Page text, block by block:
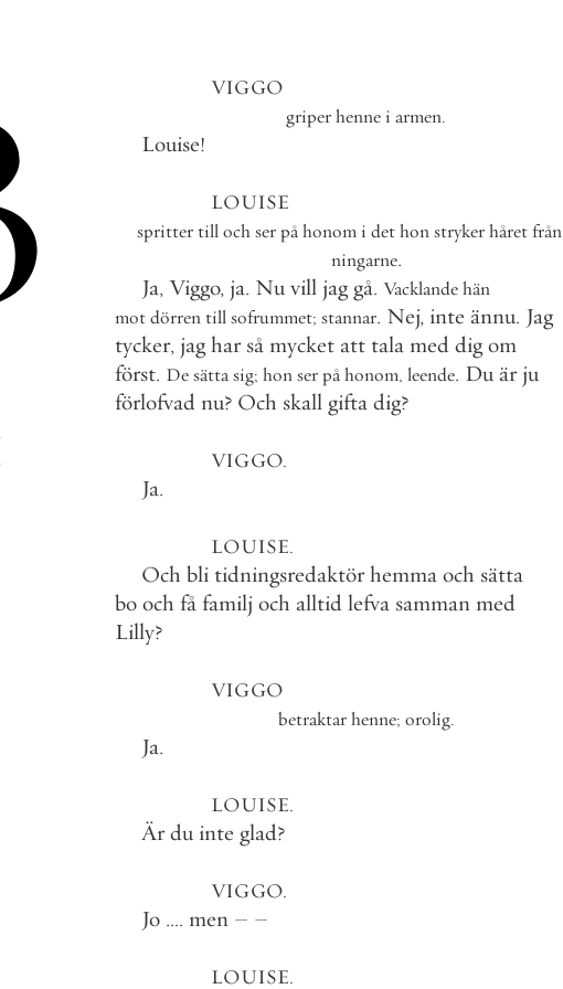
VIGGO
griperhennei armen.
Louise!
LOUISE
spritter till och ser på honom i det hon stryker håret från
ningarne.
Ja, Viggo, ja. Nu vill jag gå. Vacklandehän
motdörren tillsofrummet; stannar. Nej, inte ännu. Jag
tycker, jag har så mycket att tala med dig om
först. Desättasig; honserpåhonom, leende. Du är ju
förlofvad nu? Och skall gifta dig?
VIGGO.
Ja.
LOUISE.
Och bli tidningsredaktör hemma och sätta
bo och få familj och alltid lefva samman med
Lilly?
VIGGO
betraktar henne; orolig.
Ja.
LOUISE.
Är du inte glad?
VIGGO.
Jo .... men – –
LOUISE.